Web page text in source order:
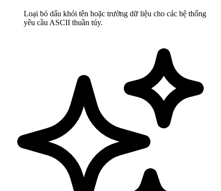
Loại bỏ dấu khỏi tên hoặc trường dữ liệu cho các hệ thống
yêu cầu ASCII thuần túy.